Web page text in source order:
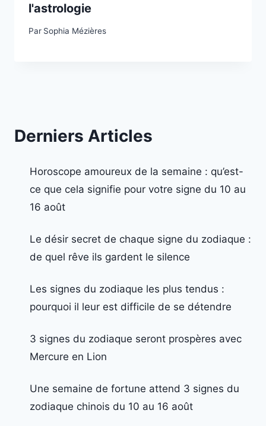
l'astrologie
Par Sophia Mézières
Derniers Articles
Horoscope amoureux de la semaine : qu’est-
ce que cela signifie pour votre signe du 10 au
16 août
Le désir secret de chaque signe du zodiaque :
de quel rêve ils gardent le silence
Les signes du zodiaque les plus tendus :
pourquoi il leur est difficile de se détendre
3 signes du zodiaque seront prospères avec
Mercure en Lion
Une semaine de fortune attend 3 signes du
zodiaque chinois du 10 au 16 août